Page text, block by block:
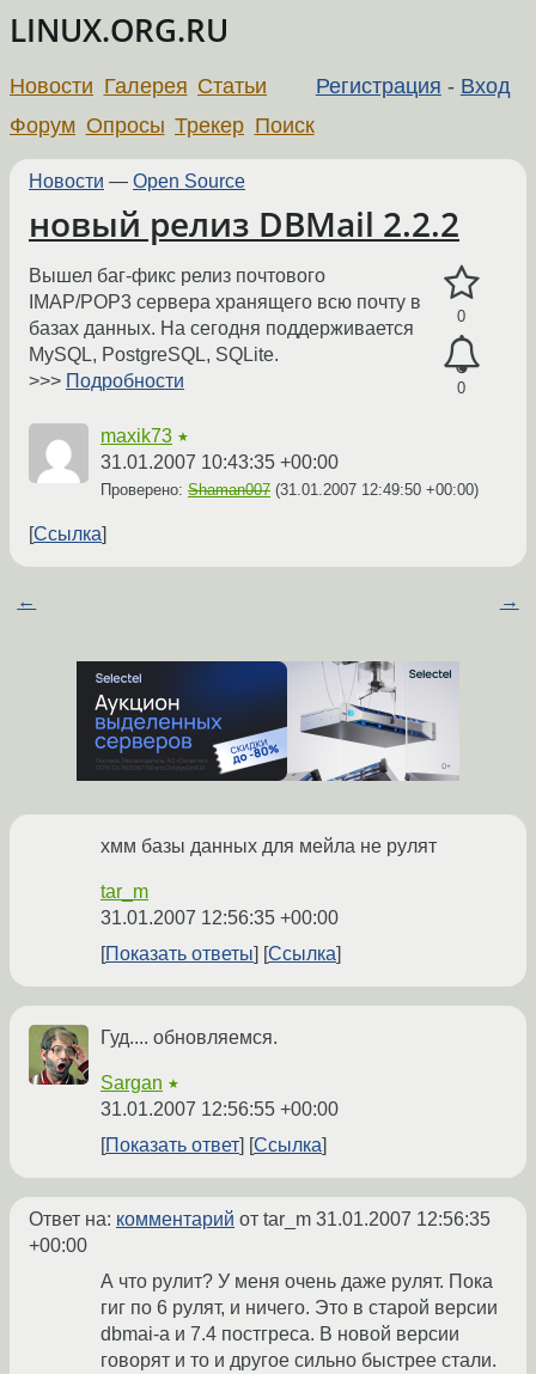
LINUX.ORG.RU
Регистрация - Вход
Новости Галерея Статьи
Форум Опросы Трекер Поиск
Новости — Open Source
новый релиз DBMail 2.2.2
0
0
Вышел баг-фикс релиз почтового
IMAP/POP3 сервера хранящего всю почту в
базах данных. На сегодня поддерживается
MySQL, PostgreSQL, SQLite.
>>> Подробности
maxik73 ★
31.01.2007 10:43:35 +00:00
Проверено: Shaman007 (31.01.2007 12:49:50 +00:00)
Ссылка
← →
хмм базы данных для мейла не рулят
tar_m
31.01.2007 12:56:35 +00:00
Показать ответы
Ссылка
Гуд.... обновляемся.
Sargan ★
31.01.2007 12:56:55 +00:00
Показать ответ
Ссылка
Ответ на: комментарий от tar_m 31.01.2007 12:56:35
+00:00
А что рулит? У меня очень даже рулят. Пока
гиг по 6 рулят, и ничего. Это в старой версии
dbmai-а и 7.4 постгреса. В новой версии
говорят и то и другое сильно быстрее стали.